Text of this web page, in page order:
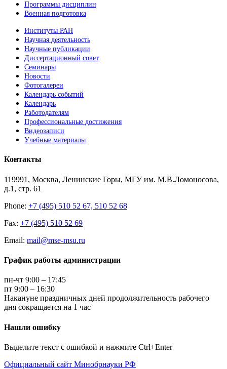
Программы дисциплин
Военная подготовка
Институты РАН
Научная деятельность
Научные публикации
Диссертационный совет
Семинары
Новости
Фотогалереи
Календарь событий
Календарь
Работодателям
Профессиональные достижения
Видеозаписи
Учебные материалы
Контакты
119991, Москва, Ленинские Горы, МГУ им. М.В.Ломоносова,
д.1, стр. 61
Phone: +7 (495) 510 52 67, 510 52 68
Fax: +7 (495) 510 52 69
Email: mail@mse-msu.ru
График работы администрации
пн-чт 9:00 – 17:45
пт 9:00 – 16:30
Накануне праздничных дней продолжительность рабочего
дня сокращается на 1 час
Нашли ошибку
Выделите текст с ошибкой и нажмите Ctrl+Enter
Официальный сайт Минобрнауки РФ